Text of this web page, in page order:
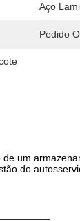
Aço
Pedido
um
do